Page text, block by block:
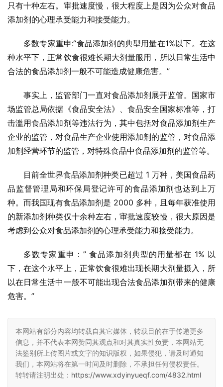
只有十种左右。审批速度慢，很大程度上是因为公众对食品
添加剂的心理承受能力和接受能力。
多数专家重申:“食品添加剂的典型用量在1%以下。在这
种水平下，正常饮食很难长期大剂量服用，所以日常生活中
合法的食品添加剂一般不可能造成健康危害。”
事实上，监管部门一直对食品添加剂展开监管。国家市
场监管总局依据《食品安全法》、食品安全国家标准等，打
击滥用食品添加剂等违法行为，其中包括对食品添加剂生产
企业的监管，对食品生产企业使用添加剂的监管，对食品添
加剂经营环节的监管，对特殊食品中食品添加剂的监管等。
目前全世界食品添加剂种类已超过 1 万种，美国食品药
品监督管理局和环保局登记许可的食品添加剂也达到上万
种。而我国现有食品添加剂是 2000 多种，且每年获准使用
的新添加剂种类仅十余种左右，审批速度较慢，很大原因是
考虑到公众对食品添加剂的心理承受能力和接受能力。
多数专家重申：” 食品添加剂典型的用量都在 1% 以
下，在这个水平上，正常饮食很难出现长期大剂量摄入，所
以在日常生活中一般不可能出现合法食品添加剂带来的健康
危害。”
本网站有部分内容均转载自其它媒体，转载目的在于传递更多
信息，并不代表本网赞同其观点和对其真实性负责，本网站无
法鉴别所上传图片或文字的知识版权，如果侵犯，请及时通知
我们，本网站将在第一时间及时删除，不承担任何侵权责任。
转转请注明出处： https://www.xdyinyueqf.com/4832.html